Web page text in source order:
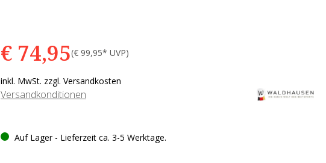
€ 74,95(€ 99,95* UVP)
inkl. MwSt. zzgl. Versandkosten
Versandkonditionen
Auf Lager - Lieferzeit ca. 3-5 Werktage.